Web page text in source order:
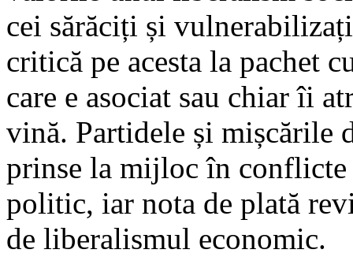
cei sărăciți și
critică pe acesta la pachet
care e asociat sau chiar îi
vină. Partidele și mișcările
prinse la mijloc în
politic, iar nota de plată
de liberalismul economic.